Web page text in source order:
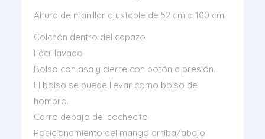
Altura de manillar ajustable de 52 cm a 100 cm
Colchón dentro del capazo
Fácil lavado
Bolso con asa y cierre con botón a presión.
El bolso se puede llevar como bolso de
hombro.
Carro debajo del cochecito
Posicionamiento del mango arriba/abajo